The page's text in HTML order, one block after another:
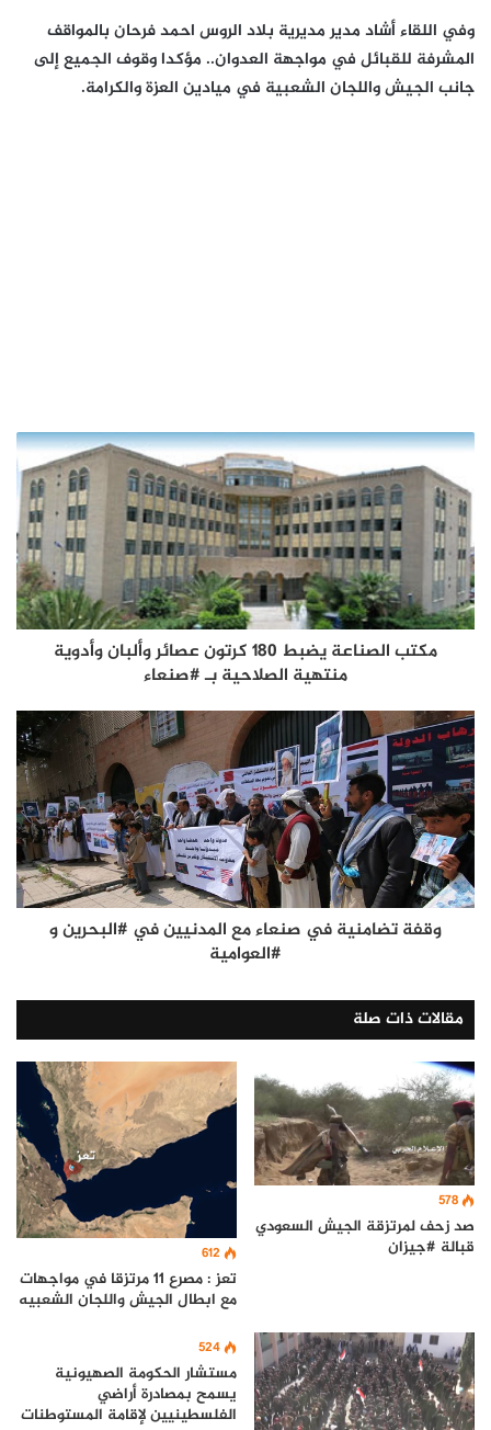
وفي اللقاء أشاد مدير مديرية بلاد الروس احمد فرحان بالمواقف
المشرفة للقبائل في مواجهة العدوان.. مؤكدا وقوف الجميع إلى
جانب الجيش واللجان الشعبية في ميادين العزة والكرامة.
مكتب الصناعة يضبط 180 كرتون عصائر وألبان وأدوية
منتهية الصلاحية بـ #صنعاء
وقفة تضامنية في صنعاء مع المدنيين في #البحرين و
#العوامية
مقالات ذات صلة
578
صد زحف لمرتزقة الجيش السعودي
قبالة #جيزان
612
تعز : مصرع 11 مرتزقا في مواجهات
مع ابطال الجيش واللجان الشعبيه
524
مستشار الحكومة الصهيونية
يسمح بمصادرة أراضي
الفلسطينيين لإقامة المستوطنات